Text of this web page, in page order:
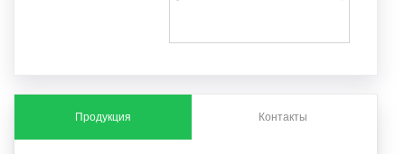
Продукция Контакты